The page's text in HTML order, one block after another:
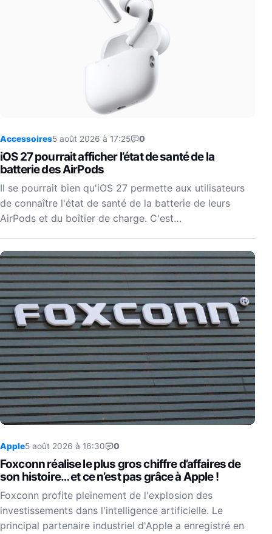
Accessoires5 août 2026 à 17:25 0
iOS 27 pourrait afficher l’état de santé de la
batterie des AirPods
Il se pourrait bien qu'iOS 27 permette aux utilisateurs
de connaître l'état de santé de la batterie de leurs
AirPods et du boîtier de charge. C'est…
Apple5 août 2026 à 16:30 0
Foxconn réalise le plus gros chiffre d’affaires de
son histoire… et ce n’est pas grâce à Apple !
Foxconn profite pleinement de l'explosion des
investissements dans l'intelligence artificielle. Le
principal partenaire industriel d'Apple a enregistré en